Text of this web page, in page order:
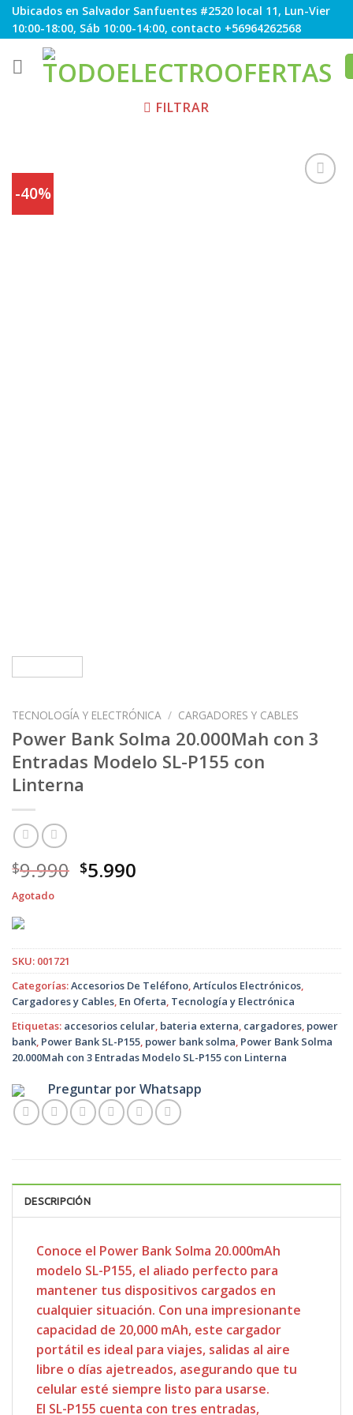
Skip
to
content
Ubicados en Salvador Sanfuentes #2520 local 11, Lun-Vier
10:00-18:00, Sáb 10:00-14:00, contacto +56964262568
FILTRAR
-40%
TECNOLOGÍA Y ELECTRÓNICA / CARGADORES Y CABLES
Power Bank Solma 20.000Mah con 3
Entradas Modelo SL-P155 con
Linterna
$9.990 El
$9.990.
$5.990
$5.990.
Agotado
SKU: 001721
Categorías:Accesorios De Teléfono,Artículos Electrónicos,
Cargadores y Cables, En Oferta, Tecnología y Electrónica
Etiquetas: accesorios celular, bateria externa, cargadores, power
bank, Power Bank SL-P155, power bank solma, Power Bank Solma
20.000Mah con 3 Entradas Modelo SL-P155 con Linterna
Preguntar por Whatsapp
DESCRIPCIÓN
Conoce el Power Bank Solma 20.000mAh
modelo SL-P155, el aliado perfecto para
mantener tus dispositivos cargados en
cualquier situación. Con una impresionante
capacidad de 20,000 mAh, este cargador
portátil es ideal para viajes, salidas al aire
libre o días ajetreados, asegurando que tu
celular esté siempre listo para usarse.
El SL-P155 cuenta con tres entradas,